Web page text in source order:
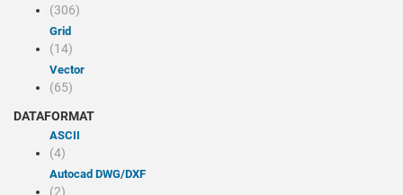
(306)
Grid
(14)
Vector
(65)
DATAFORMAT
ASCII
(4)
Autocad DWG/DXF
(2)